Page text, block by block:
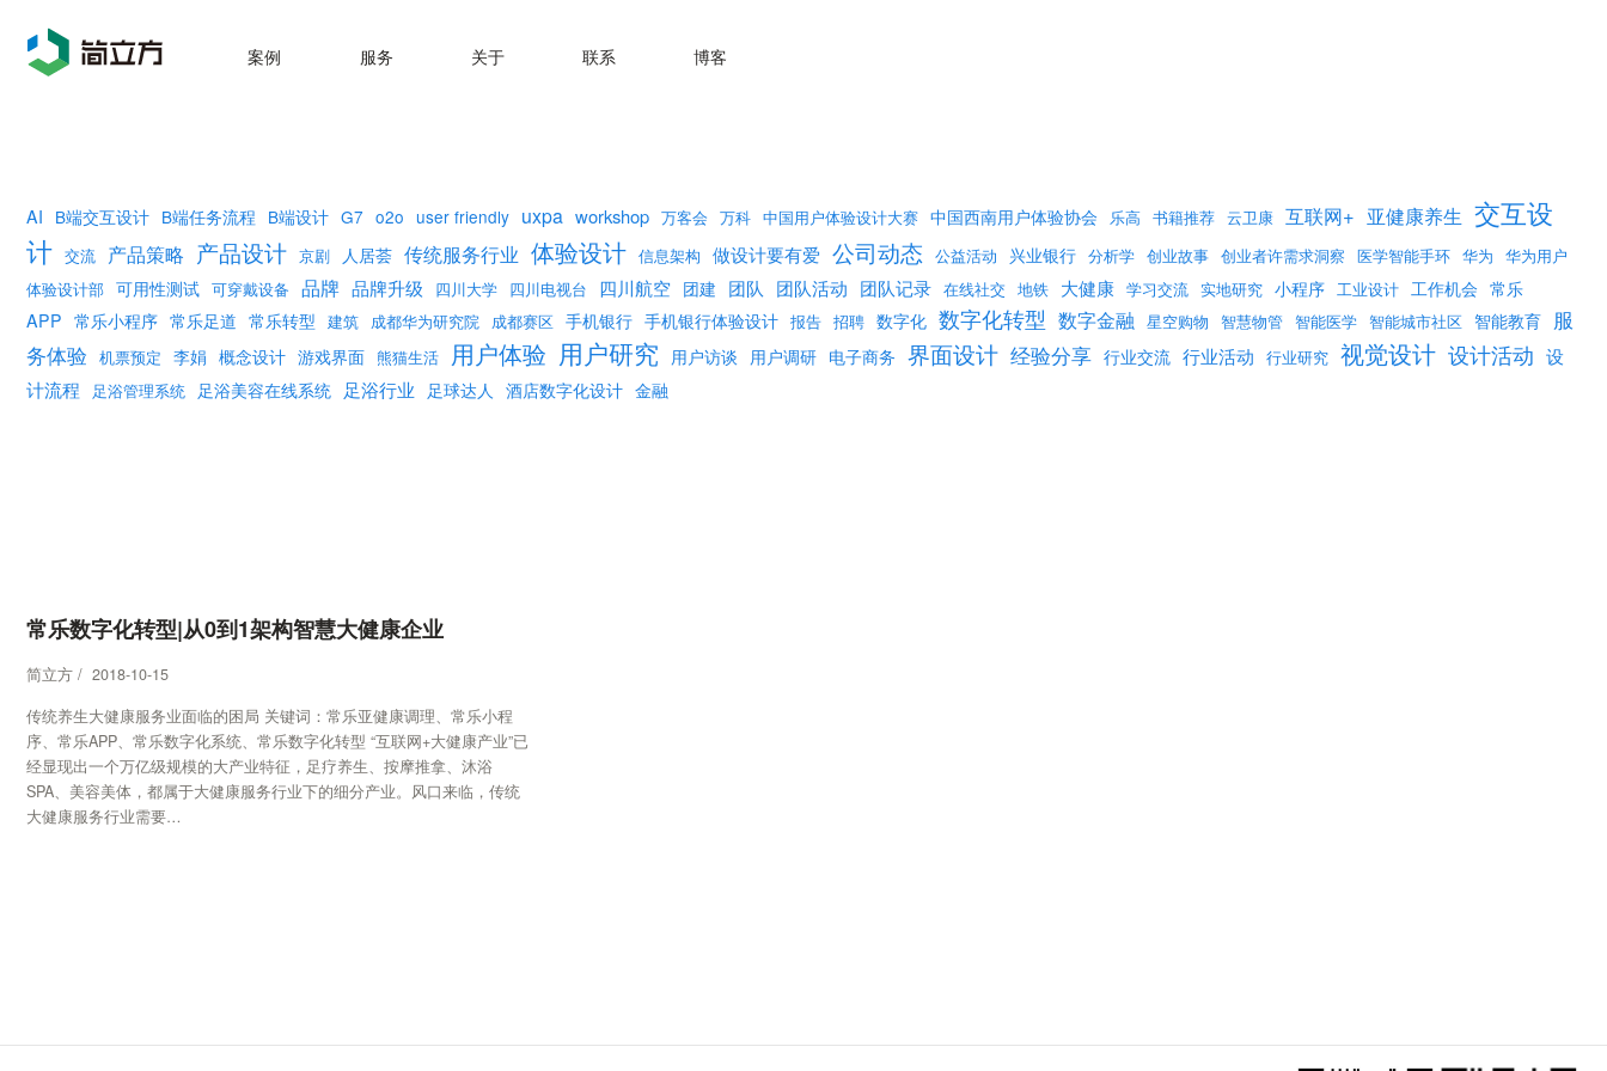
案例 服务 关于 联系 博客
AI B端交互设计 B端任务流程 B端设计 G7 o2o user friendly uxpa workshop 万客会 万科 中国用户体验设计大赛 中国西南用户体验协会 乐高 书籍推荐 云卫康 互联网+ 亚健康养生 交互设
计 交流 产品策略 产品设计 京剧 人居荟 传统服务行业 体验设计 信息架构 做设计要有爱 公司动态 公益活动 兴业银行 分析学 创业故事 创业者许需求洞察 医学智能手环 华为
华为用户
体验设计部 可用性测试 可穿戴设备 品牌 品牌升级 四川大学 四川电视台 四川航空 团建 团队 团队活动 团队记录 在线社交 地铁 大健康 学习交流 实地研究 小程序 工业设计 工作机会 常乐
APP 常乐小程序 常乐足道 常乐转型 建筑 成都华为研究院 成都赛区 手机银行 手机银行体验设计 报告 招聘 数字化 数字化转型 数字金融 星空购物 智慧物管 智能医学 智能城市社区 智能教育 服
务体验
机票预定 李娟 概念设计 游戏界面 熊猫生活 用户体验 用户研究 用户访谈 用户调研 电子商务 界面设计 经验分享 行业交流 行业活动 行业研究 视觉设计 设计活动 设
计流程
足浴管理系统 足浴美容在线系统 足浴行业 足球达人 酒店数字化设计 金融
常乐数字化转型|从0到1架构智慧大健康企业
简立方 / 2018-10-15
传统养生大健康服务业面临的困局 关键词：常乐亚健康调理、常乐小程
序、常乐APP、常乐数字化系统、常乐数字化转型 “互联网+大健康产业”已
经显现出一个万亿级规模的大产业特征，足疗养生、按摩推拿、沐浴
SPA、美容美体，都属于大健康服务行业下的细分产业。风口来临，传统
大健康服务行业需要…